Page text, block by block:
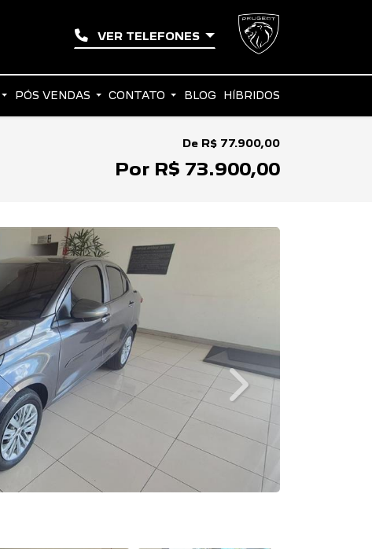
VER TELEFONES
PÓS VENDAS CONTATO BLOG HÍBRIDOS
De R$ 77.900,00
Por R$ 73.900,00
Next